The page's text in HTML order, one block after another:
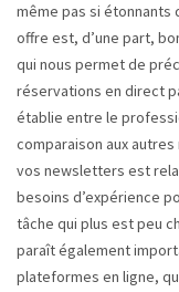
même pas si étonnants
offre est, d’une part,
qui nous permet de
réservations en direct
établie entre le
comparaison aux
vos newsletters est
besoins d’expérience
tâche qui plus est peu
paraît également
plateformes en ligne,